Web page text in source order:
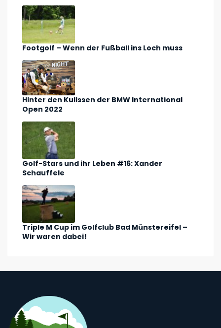
Footgolf – Wenn der Fußball ins Loch muss
Hinter den Kulissen der BMW International
Open 2022
Golf-Stars und ihr Leben #16: Xander
Schauffele
Triple M Cup im Golfclub Bad Münstereifel –
Wir waren dabei!